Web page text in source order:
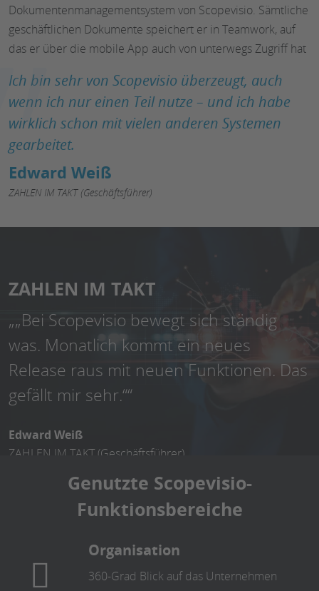
Dokumentenmanagementsystem von Scopevisio. Sämtliche
geschäftlichen Dokumente speichert er in Teamwork, auf
das er über die mobile App auch von unterwegs Zugriff hat
Ich bin sehr von Scopevisio überzeugt, auch
wenn ich nur einen Teil nutze – und ich habe
wirklich schon mit vielen anderen Systemen
gearbeitet.
Edward Weiß
ZAHLEN IM TAKT (Geschäftsführer)
ZAHLEN IM TAKT
„„Bei Scopevisio bewegt sich ständig
was. Monatlich kommt ein neues
Release raus mit neuen Funktionen. Das
gefällt mir sehr.““
Edward Weiß
ZAHLEN IM TAKT (Geschäftsführer)
Genutzte Scopevisio-
Funktionsbereiche
Organisation
360-Grad Blick auf das Unternehmen